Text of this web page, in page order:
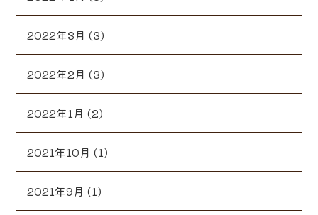
2022年3月 (3)
2022年2月 (3)
2022年1月 (2)
2021年10月 (1)
2021年9月 (1)